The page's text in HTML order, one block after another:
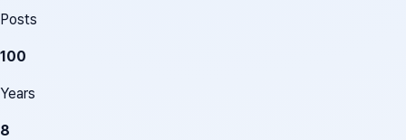
Posts
100
Years
8